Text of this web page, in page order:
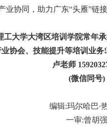
业协同，助力广东“头雁”链
工大学大湾区培训学院常年
业协会、技能提升等培训业务!
卢老师
(微信同号)
编辑:玛尔哈巴·
一审:曾胡强